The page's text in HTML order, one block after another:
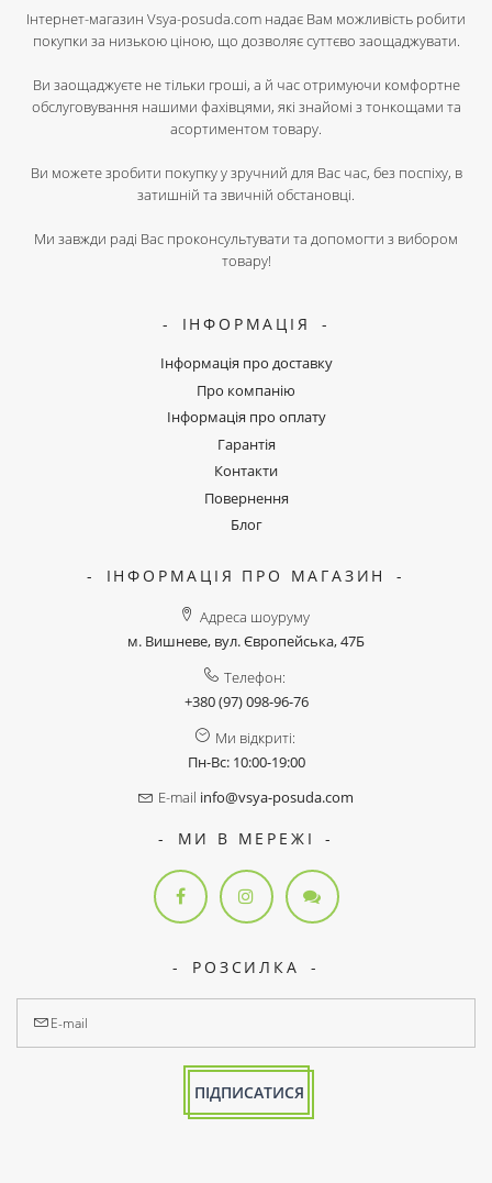
Інтернет-магазин Vsya-posuda.com надає Вам можливість робити
покупки за низькою ціною, що дозволяє суттєво заощаджувати.
Ви заощаджуєте не тільки гроші, а й час отримуючи комфортне
обслуговування нашими фахівцями, які знайомі з тонкощами та
асортиментом товару.
Ви можете зробити покупку у зручний для Вас час, без поспіху, в
затишній та звичній обстановці.
Ми завжди раді Вас проконсультувати та допомогти з вибором
товару!
ІНФОРМАЦІЯ
Інформація про доставку
Про компанію
Інформація про оплату
Гарантія
Контакти
Повернення
Блог
ІНФОРМАЦІЯ ПРО МАГАЗИН
Адреса шоуруму
м. Вишневе, вул. Європейська, 47Б
Телефон:
+380 (97) 098-96-76
Ми відкриті:
Пн-Вс: 10:00-19:00
E-mail info@vsya-posuda.com
МИ В МЕРЕЖІ
РОЗСИЛКА
ПІДПИСАТИСЯ